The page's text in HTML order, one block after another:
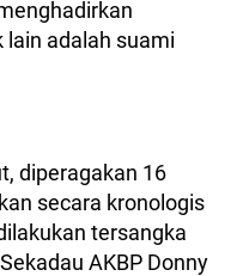
lain adalah suami
diperagakan 16
secara kronologis
tersangka
AKBP Donny